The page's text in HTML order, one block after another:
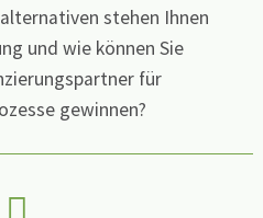
stehen Ihnen
und wie können Sie
für
gewinnen?